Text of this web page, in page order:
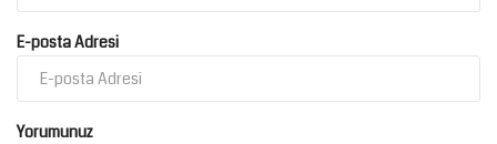
E-posta Adresi
Yorumunuz